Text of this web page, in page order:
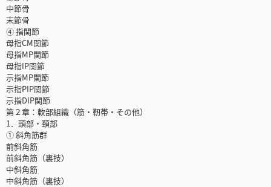
中節骨
末節骨
④ 指関節
母指CM関節
母指MP関節
母指IP関節
示指MP関節
示指PIP関節
示指DIP関節
第２章：軟部組織（筋・靭帯・その他）
1．頭部・頚部
① 斜角筋群
前斜角筋
前斜角筋（裏技）
中斜角筋
中斜角筋（裏技）